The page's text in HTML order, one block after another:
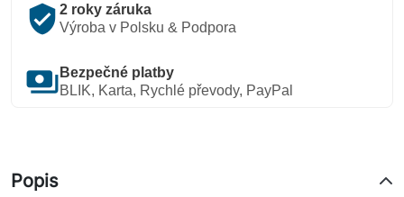
verified_user 2 roky záruka
Výroba v Polsku & Podpora
payments Bezpečné platby
BLIK, Karta, Rychlé převody, PayPal
Popis